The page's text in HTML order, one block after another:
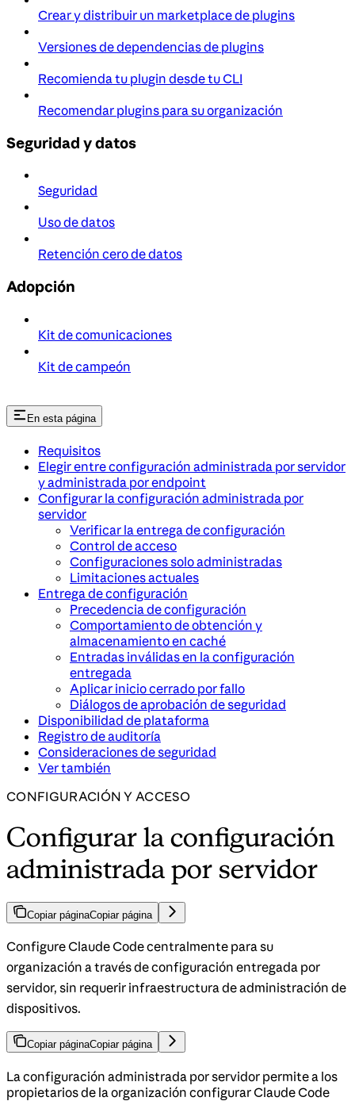
Crear y distribuir un marketplace de plugins
Versiones de dependencias de plugins
Recomienda tu plugin desde tu CLI
Recomendar plugins para su organización
Seguridad y datos
Seguridad
Uso de datos
Retención cero de datos
Adopción
Kit de comunicaciones
Kit de campeón
En esta página
Requisitos
Elegir entre configuración administrada por servidor
y administrada por endpoint
Configurar la configuración administrada por
servidor
Verificar la entrega de configuración
Control de acceso
Configuraciones solo administradas
Limitaciones actuales
Entrega de configuración
Precedencia de configuración
Comportamiento de obtención y
almacenamiento en caché
Entradas inválidas en la configuración
entregada
Aplicar inicio cerrado por fallo
Diálogos de aprobación de seguridad
Disponibilidad de plataforma
Registro de auditoría
Consideraciones de seguridad
Ver también
CONFIGURACIÓN Y ACCESO
Configurar la configuración
administrada por servidor
Copiar páginaCopiar página
Configure Claude Code centralmente para su
organización a través de configuración entregada por
servidor, sin requerir infraestructura de administración de
dispositivos.
Copiar páginaCopiar página
La configuración administrada por servidor permite a los
propietarios de la organización configurar Claude Code